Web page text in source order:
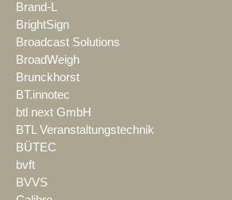
Brand-L
BrightSign
Broadcast Solutions
BroadWeigh
Brunckhorst
BT.innotec
btl next GmbH
BTL Veranstaltungstechnik
BÜTEC
bvft
BVVS